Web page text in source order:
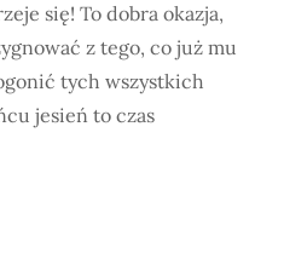
się! To dobra okazja,
z tego, co już mu
tych wszystkich
jesień to czas